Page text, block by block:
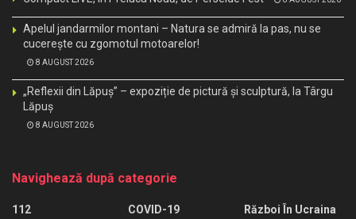
Apelul jandarmilor montani – Natura se admiră la pas, nu se
cucerește cu zgomotul motoarelor!
8 AUGUST 2026
„Reflexii din Lăpuș” – expoziție de pictură și sculptură, la Târgu
Lăpuș
8 AUGUST 2026
Navighează după categorie
112
COVID-19
Război În Ucraina